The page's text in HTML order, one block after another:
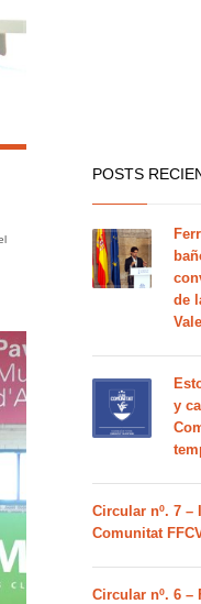
POSTS
de
y
Circular nº. 7 –
Comunitat
Circular nº. 6 –